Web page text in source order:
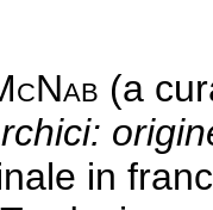
cNab (a
in